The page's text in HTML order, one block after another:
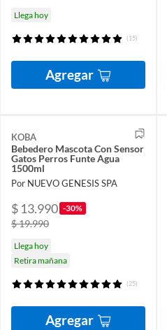
Llega hoy
(15)
Agregar
KOBA
Bebedero Mascota Con Sensor
Gatos Perros Funte Agua
1500ml
Por NUEVO GENESIS SPA
$ 13.990 -30%
$ 19.990
Llega hoy
Retira mañana
(25)
Agregar